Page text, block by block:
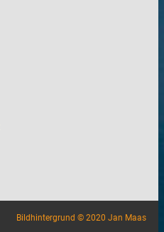
Bildhintergrund © 2020 Jan Maas